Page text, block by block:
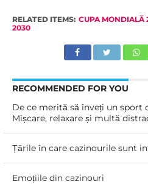
RELATED ITEMS: CUPA MONDIALĂ
2030
RECOMMENDED FOR YOU
De ce merită să înveți un sport
Mișcare, relaxare și multă
Țările în care cazinourile sunt
Emoțiile din cazinouri